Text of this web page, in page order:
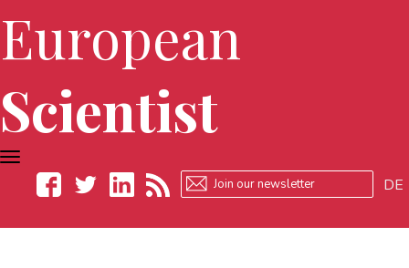
European
Scientist
DE
TOGGLE
NAVIGATION